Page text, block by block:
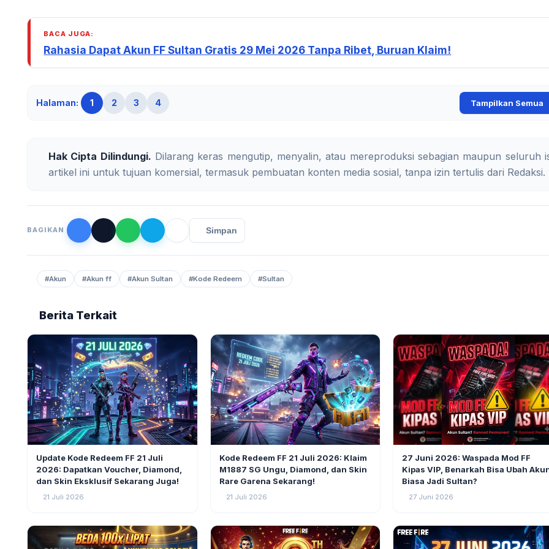
BACA JUGA:
Rahasia Dapat Akun FF Sultan Gratis 29 Mei 2026 Tanpa Ribet, Buruan Klaim!
Halaman: 1 2 3 4 Tampilkan Semua
Hak Cipta Dilindungi. Dilarang keras mengutip, menyalin, atau mereproduksi sebagian maupun seluruh
artikel ini untuk tujuan komersial, termasuk pembuatan konten media sosial, tanpa izin tertulis dari Redaksi.
BAGIKAN Simpan
#Akun #Akun ff #Akun Sultan #Kode Redeem #Sultan
Berita Terkait
Update Kode Redeem FF 21 Juli
2026: Dapatkan Voucher, Diamond,
dan Skin Eksklusif Sekarang Juga!
21 Juli 2026
Kode Redeem FF 21 Juli 2026: Klaim
M1887 SG Ungu, Diamond, dan Skin
Rare Garena Sekarang!
21 Juli 2026
27 Juni 2026: Waspada Mod FF
Kipas VIP, Benarkah Bisa Ubah
Biasa Jadi Sultan?
27 Juni 2026